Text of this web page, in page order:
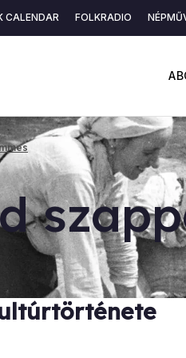
CALENDAR FOLKRADIO